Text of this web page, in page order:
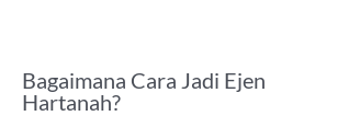
Bagaimana Cara Jadi Ejen
Hartanah?